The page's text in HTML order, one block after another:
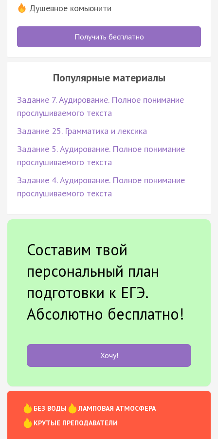
Душевное комьюнити
Получить бесплатно
Популярные материалы
Задание 7. Аудирование. Полное понимание
прослушиваемого текста
Задание 25. Грамматика и лексика
Задание 5. Аудирование. Полное понимание
прослушиваемого текста
Задание 4. Аудирование. Полное понимание
прослушиваемого текста
Составим твой
персональный план
подготовки к ЕГЭ.
Абсолютно бесплатно!
Хочу!
БЕЗ ВОДЫ
ЛАМПОВАЯ АТМОСФЕРА
КРУТЫЕ ПРЕПОДАВАТЕЛИ